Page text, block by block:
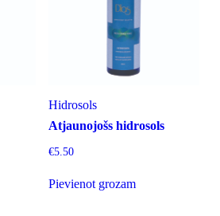
Hidrosols
Atjaunojošs hidrosols
€5.50
Pievienot grozam